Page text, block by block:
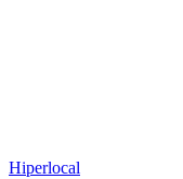
Hiperlocal